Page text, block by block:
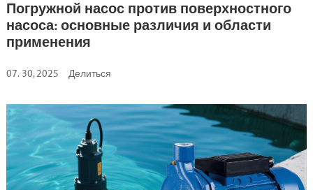
Погружной насос против поверхностного
насоса: основные различия и области
применения
07. 30, 2025 Делиться